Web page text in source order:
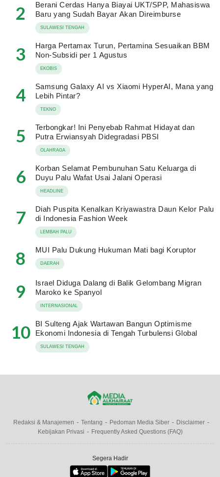
2
Berani Cerdas Hanya Biayai UKT/SPP, Mahasiswa
Baru yang Sudah Bayar Akan Direimburse
SULAWESI TENGAH
3
Harga Pertamax Turun, Pertamina Sesuaikan BBM
Non-Subsidi per 1 Agustus
EKOBIS
4
Samsung Galaxy AI vs Xiaomi HyperAI, Mana yang
Lebih Pintar?
TEKNO
5
Terbongkar! Ini Penyebab Rahmat Hidayat dan
Putra Erwiansyah Didegradasi PBSI
OLAHRAGA
6
Korban Selamat Pembunuhan Satu Keluarga di
Duyu Palu Wafat Usai Jalani Operasi
HEADLINE
7
Diah Puspita Kenalkan Kriyawastra Daun Kelor Palu
di Indonesia Fashion Week
LEMBAH PALU
8 MUI Palu Dukung Hukuman Mati bagi Koruptor
DAERAH
9
Israel Diduga Dalang di Balik Gelombang Migran
Maroko ke Spanyol
INTERNASIONAL
10
BI Sulteng Ajak Wartawan Bangun Optimisme
Ekonomi Indonesia di Tengah Turbulensi Global
SULAWESI TENGAH
Redaksi & Manajemen Tentang Pedoman Media Siber
Disclaimer
Kebijakan Privasi
Frequently Asked Questions (FAQ)
Segera Hadir